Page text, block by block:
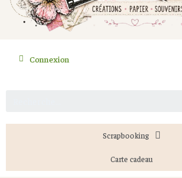
Connexion
Scrapbooking
Carte cadeau